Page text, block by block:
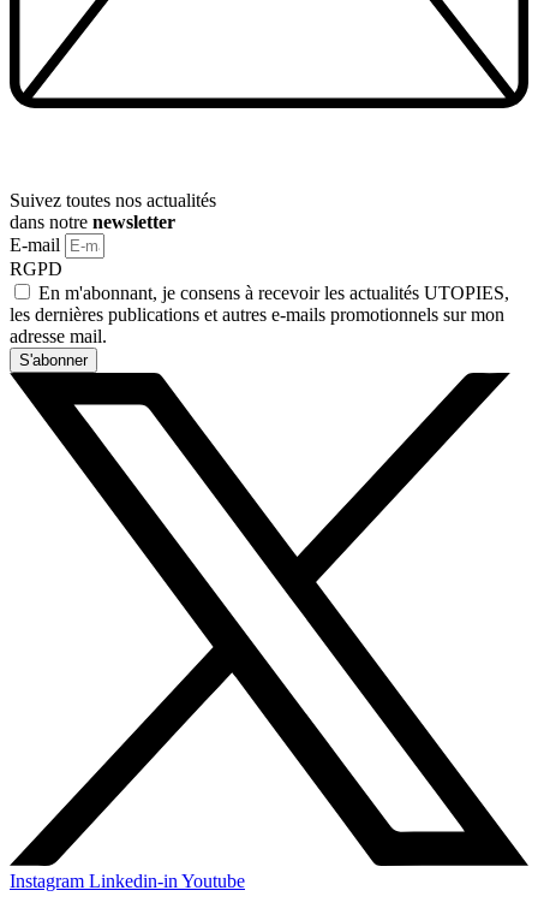
Suivez toutes nos actualités
dans notre newsletter
E-mail
RGPD
En m'abonnant, je consens à recevoir les actualités UTOPIES,
les dernières publications et autres e-mails promotionnels sur mon
adresse mail.
S'abonner
Instagram Linkedin-in Youtube